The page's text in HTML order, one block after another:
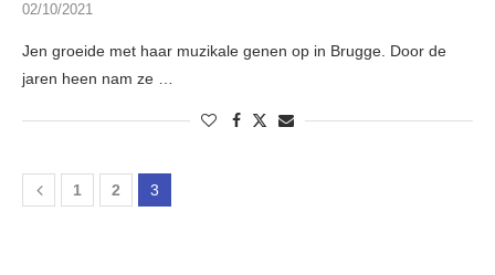
02/10/2021
Jen groeide met haar muzikale genen op in Brugge. Door de
jaren heen nam ze …
1 2 3